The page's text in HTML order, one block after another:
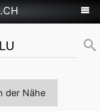
der Nähe